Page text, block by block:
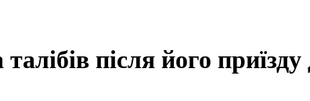
після його